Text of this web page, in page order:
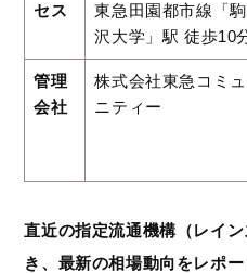
セス
東急田園都市線「駒
沢大学」駅 徒歩10
管理
会社
株式会社東急コミュ
ニティー
直近の指定流通機構（レイ
き、最新の相場動向をレポー